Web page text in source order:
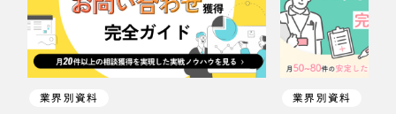
業界別資料 業界別資料